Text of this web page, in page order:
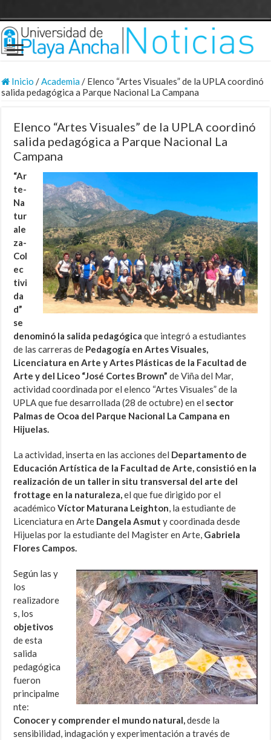
Inicio /Academia/ Elenco “Artes Visuales” de la UPLA coordinó
salida pedagógica a Parque Nacional La Campana
Elenco “Artes Visuales” de la UPLA coordinó
salida pedagógica a Parque Nacional La
Campana
“Ar
te-
Na
tur
ale
za-
Col
ec
tivi
da
d”
se
denominó la salida pedagógica que integró a estudiantes
de las carreras de Pedagogía en Artes Visuales,
Licenciatura en Arte y Artes Plásticas de la Facultad de
Arte y del Liceo “José Cortes Brown” de Viña del Mar,
actividad coordinada por el elenco “Artes Visuales” de la
UPLA que fue desarrollada (28 de octubre) en el sector
Palmas de Ocoa del Parque Nacional La Campana en
Hijuelas.
La actividad, inserta en las acciones del Departamento de
Educación Artística de la Facultad de Arte, consistió en la
realización de un taller in situ transversal del arte del
frottage en la naturaleza,el que fue dirigido por el
académicoVíctor Maturana Leighton, la estudiante de
Licenciatura en Arte Dangela Asmut y coordinada desde
Hijuelas por la estudiante del Magister en Arte, Gabriela
Flores Campos.
Según las y
los
realizadore
s, los
objetivos
de esta
salida
pedagógica
fueron
principalme
nte:
Conocer y comprender el mundo natural,desde la
sensibilidad, indagación y experimentación a través de